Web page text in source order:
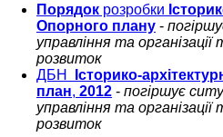
Порядок розробки
Опорного плану -
управління та
розвиток
ДБН
Історико-
план, 2012 - погіршує
управління та
розвиток